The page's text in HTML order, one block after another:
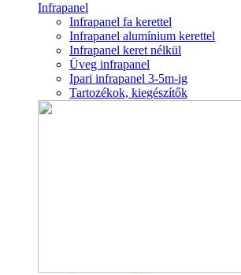
Infrapanel
Infrapanel fa kerettel
Infrapanel alumínium kerettel
Infrapanel keret nélkül
Üveg infrapanel
Ipari infrapanel 3-5m-ig
Tartozékok, kiegészítők